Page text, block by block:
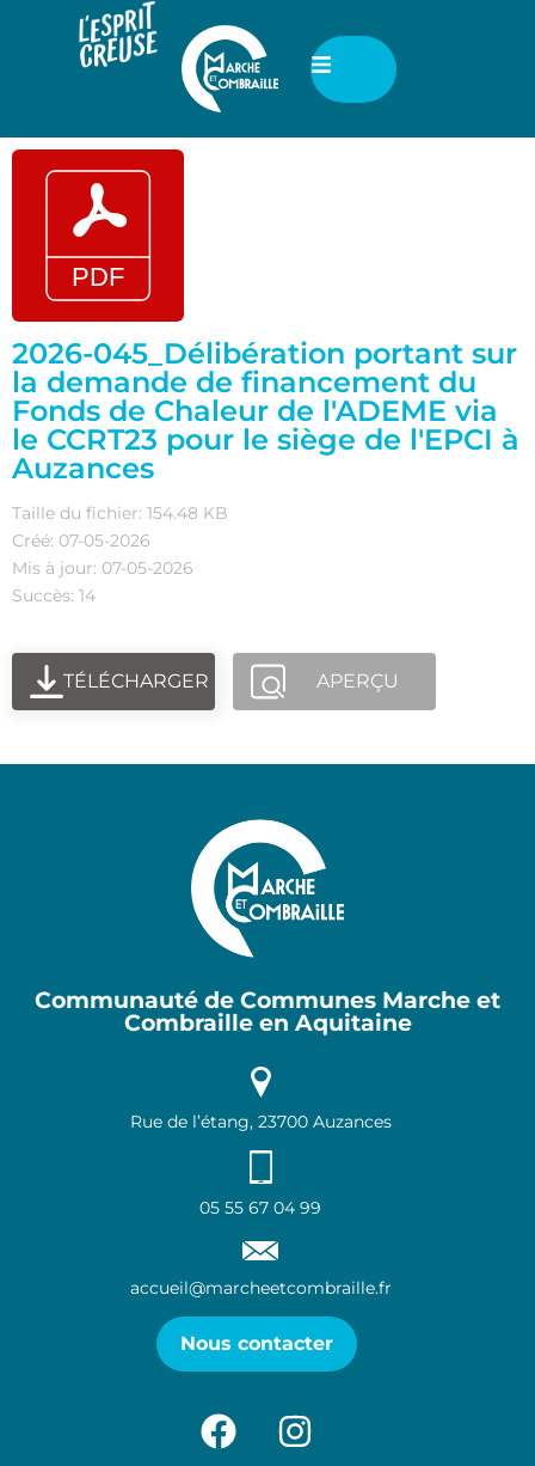
2026-045_Délibération portant sur
la demande de financement du
Fonds de Chaleur de l'ADEME via
le CCRT23 pour le siège de l'EPCI à
Auzances
Taille du fichier: 154.48 KB
Créé: 07-05-2026
Mis à jour: 07-05-2026
Succès: 14
TÉLÉCHARGER APERÇU
Communauté de Communes Marche et
Combraille en Aquitaine
Rue de l’étang, 23700 Auzances
05 55 67 04 99
accueil@marcheetcombraille.fr
Nous contacter